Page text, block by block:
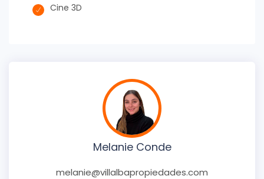
Cine 3D
Melanie Conde
melanie@villalbapropiedades.com